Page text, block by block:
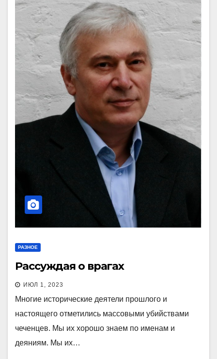
РАЗНОЕ
Рассуждая о врагах
ИЮЛ 1, 2023
Многие исторические деятели прошлого и
настоящего отметились массовыми убийствами
чеченцев. Мы их хорошо знаем по именам и
деяниям. Мы их…